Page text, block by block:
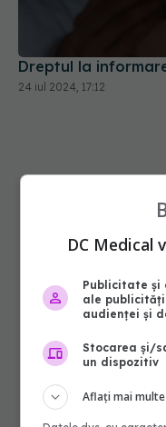
Dreptul la
24 iul 2024, 17:12
DC Medical
Publicitate și
ale
audienței și
Stocarea și/
un dispozitiv
Aflați mai multe